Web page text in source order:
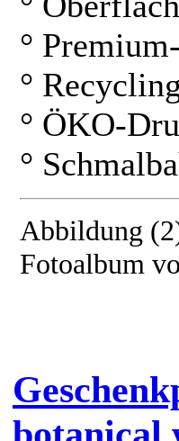
°
°
° ÖKO-
°
Abbildung
Fotoalbum